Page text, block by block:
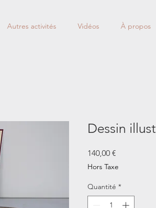
Autres activités Vidéos À propos
Dessin
140,00 €
Hors Taxe
Quantité *